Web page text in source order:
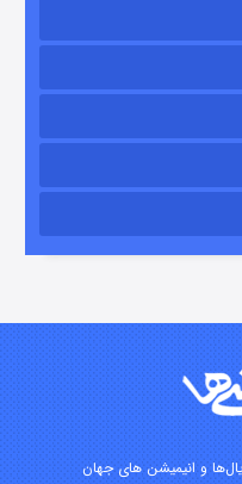
منتشر شد
و انیمیشن های جهان